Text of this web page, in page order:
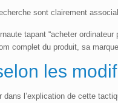
sont clairement
tapant “acheter
complet du produit, sa
les
l’explication de cette